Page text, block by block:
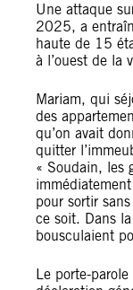
Une attaque
2025, a
haute de 15
à l’ouest de la
Mariam, qui
des
qu’on avait
quitter
« Soudain, les
pour sortir
ce soit. Dans
bousculaient
Le porte-parole